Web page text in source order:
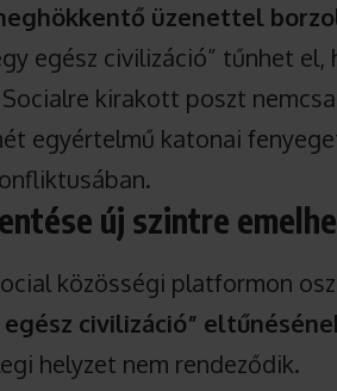
üzenettel
egész civilizáció” tűnhet
kirakott poszt
egyértelmű katonai
új szintre
közösségi platformon
egész civilizáció”
helyzet nem rendeződik.